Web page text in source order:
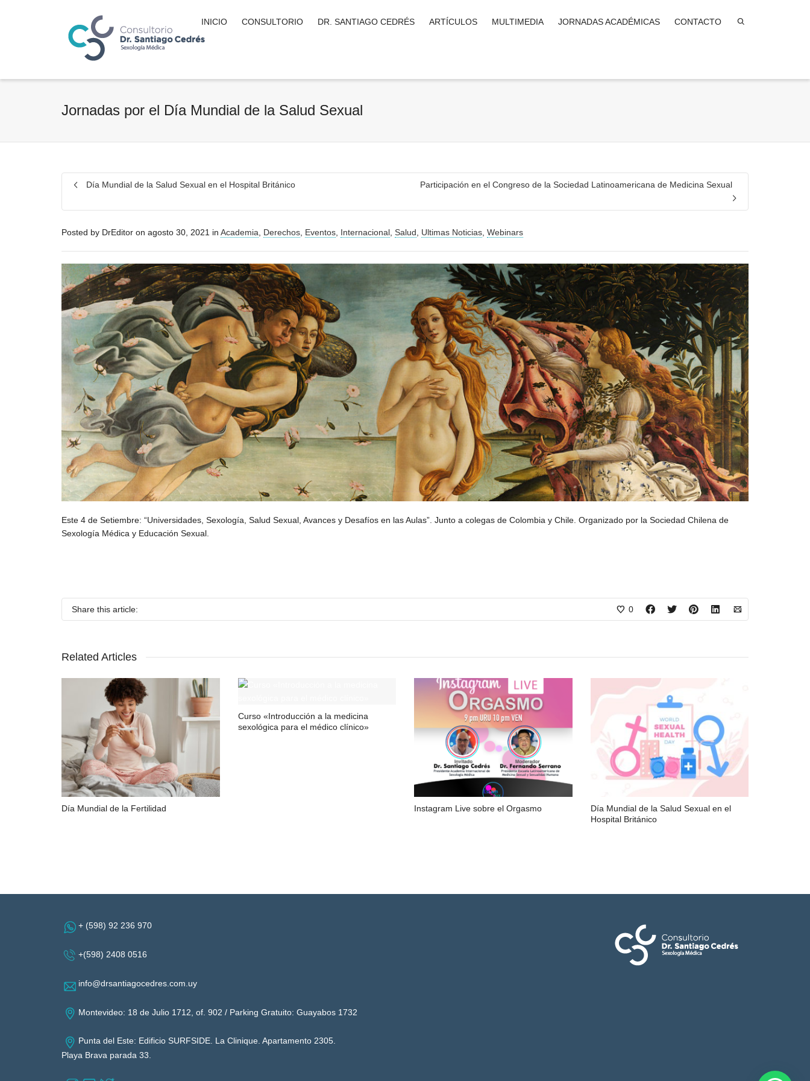
INICIO CONSULTORIO DR. SANTIAGO CEDRÉS ARTÍCULOS MULTIMEDIA JORNADAS ACADÉMICAS CONTACTO
Jornadas por el Día Mundial de la Salud Sexual
Día Mundial de la Salud Sexual en el Hospital Británico Participación en el Congreso de la Sociedad Latinoamericana de Medicina Sexual
Posted by DrEditor on agosto 30, 2021 in Academia Derechos Eventos Internacional Salud Ultimas Noticias Webinars
Este 4 de Setiembre: “Universidades, Sexología, Salud Sexual, Avances y Desafíos en las Aulas”. Junto a colegas de Colombia y Chile. Organizado por la Sociedad Chilena de
Sexología Médica y Educación Sexual.
Share this article: 0
Related Articles
Día Mundial de la Fertilidad
Curso «Introducción a la medicina
sexológica para el médico clínico»
Instagram Live sobre el Orgasmo
Día Mundial de la Salud Sexual en el
Hospital Británico
+ (598) 92 236 970
+(598) 2408 0516
info@drsantiagocedres.com.uy
Montevideo: 18 de Julio 1712, of. 902 / Parking Gratuito: Guayabos 1732
Punta del Este: Edificio SURFSIDE. La Clinique. Apartamento 2305.
Playa Brava parada 33.